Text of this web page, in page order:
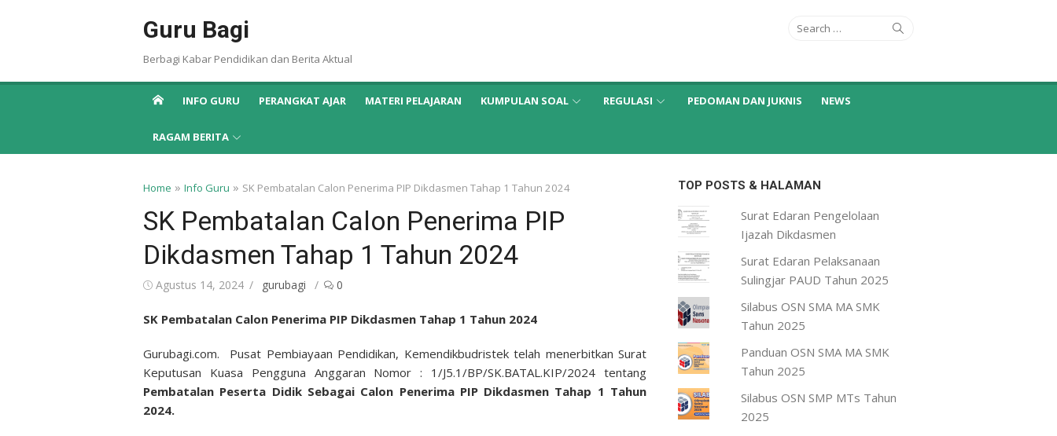
Guru Bagi
Berbagi Kabar Pendidikan dan Berita Aktual
Search
INFO GURU PERANGKAT AJAR MATERI PELAJARAN KUMPULAN SOAL REGULASI PEDOMAN DAN JUKNIS NEWS
RAGAM BERITA
Home » Info Guru » SK Pembatalan Calon Penerima PIP Dikdasmen Tahap 1 Tahun 2024
SK Pembatalan Calon Penerima PIP
Dikdasmen Tahap 1 Tahun 2024
Posted
Agustus 14, 2024 Author
gurubagi 0
SK Pembatalan Calon Penerima PIP Dikdasmen Tahap 1 Tahun 2024
Gurubagi.com. Pusat Pembiayaan Pendidikan, Kemendikbudristek telah menerbitkan Surat
Keputusan Kuasa Pengguna Anggaran Nomor : 1/J5.1/BP/SK.BATAL.KIP/2024 tentang
Pembatalan Peserta Didik Sebagai Calon Penerima PIP Dikdasmen Tahap 1 Tahun
2024.
TOP POSTS & HALAMAN
Surat Edaran Pengelolaan
Ijazah Dikdasmen
Surat Edaran Pelaksanaan
Sulingjar PAUD Tahun 2025
Silabus OSN SMA MA SMK
Tahun 2025
Panduan OSN SMA MA SMK
Tahun 2025
Silabus OSN SMP MTs Tahun
2025